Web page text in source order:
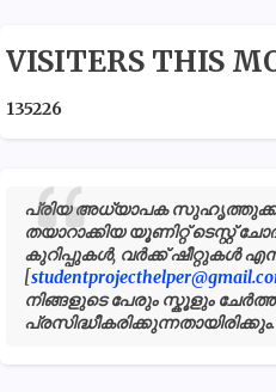
VISITERS THIS
135226
പ്രിയ അധ്യാപക
തയാറാക്കിയ യൂണിറ്റ് ടെസ്റ്റ്
കുറിപ്പുകൾ, വർക്ക് ഷീറ്റുകൾ
[
നിങ്ങളുടെ പേരും സ്കൂളും
പ്രസിദ്ധീകരിക്കുന്നതായിരിക്കും.